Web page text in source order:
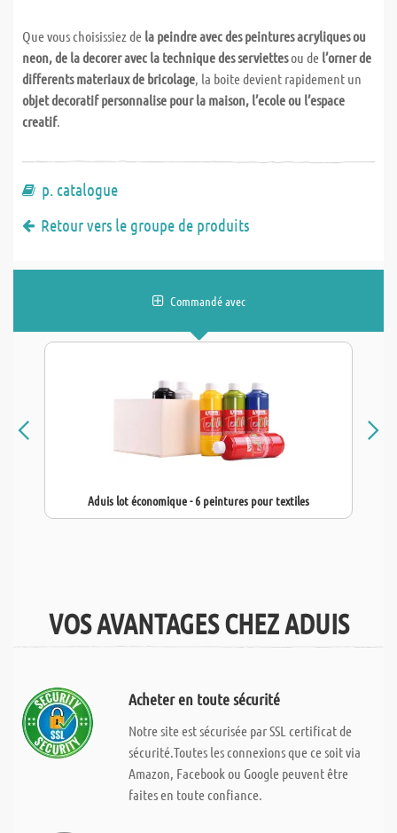
Que vous choisissiez de la peindre avec des peintures acryliques ou
neon, de la decorer avec la technique des serviettesou de l’orner de
differents materiaux de bricolage, la boite devient rapidement un
objet decoratif personnalise pour la maison, l’ecole ou l’espace
creatif.
p. catalogue
Retour vers le groupe de produits
Commandé avec
Aduis lot économique - 6 peintures pour textiles
VOS AVANTAGES CHEZ ADUIS
Acheter en toute sécurité
Notre site est sécurisée par SSL certificat de
sécurité.Toutes les connexions que ce soit via
Amazon, Facebook ou Google peuvent être
faites en toute confiance.